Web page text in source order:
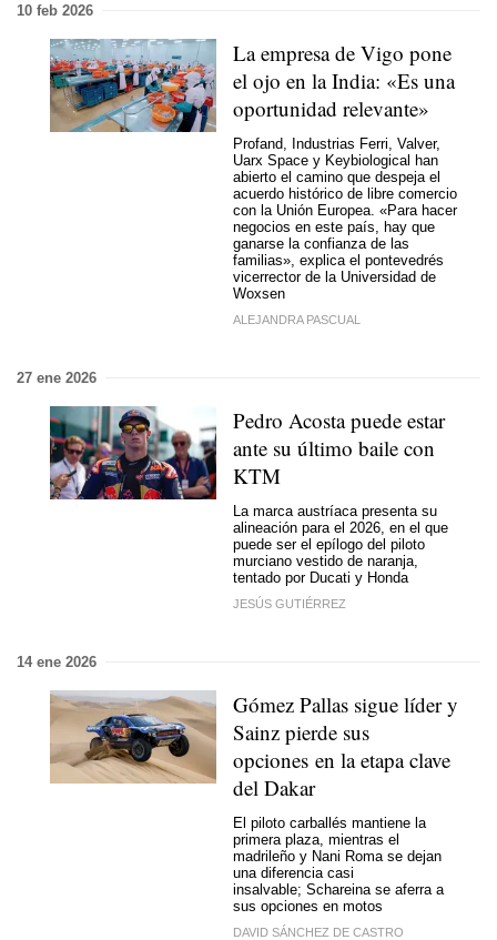
10 feb 2026
La empresa de Vigo pone
el ojo en la India: «Es una
oportunidad relevante»
Profand, Industrias Ferri, Valver,
Uarx Space y Keybiological han
abierto el camino que despeja el
acuerdo histórico de libre comercio
con la Unión Europea. «Para hacer
negocios en este país, hay que
ganarse la confianza de las
familias», explica el pontevedrés
vicerrector de la Universidad de
Woxsen
ALEJANDRA PASCUAL
27 ene 2026
Pedro Acosta puede estar
ante su último baile con
KTM
La marca austríaca presenta su
alineación para el 2026, en el que
puede ser el epílogo del piloto
murciano vestido de naranja,
tentado por Ducati y Honda
JESÚS GUTIÉRREZ
14 ene 2026
Gómez Pallas sigue líder y
Sainz pierde sus
opciones en la etapa clave
del Dakar
El piloto carballés mantiene la
primera plaza, mientras el
madrileño y Nani Roma se dejan
una diferencia casi
insalvable; Schareina se aferra a
sus opciones en motos
DAVID SÁNCHEZ DE CASTRO